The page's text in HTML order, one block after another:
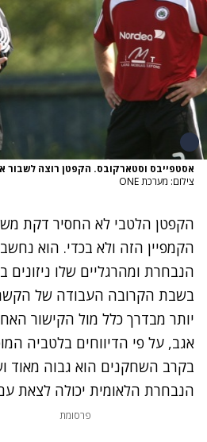
אסטפייבס וסטארקובס. הקפטן רוצה לשבור
צילום: מערכת ONE
הקפטן הלטבי לא החסיר דקת
הקמפיין הזה ולא בכדי. הוא
הנבחרת ומהרגליים שלו ניזונים
בשבת הקרובה העבודה של
יותר מבדרך כלל מול הקישור
אגב, על פי הדיווחים בלטביה
בקרב השחקנים הוא גבוה מאוד
הנבחרת הלאומית יכולה לצאת
פרסומת